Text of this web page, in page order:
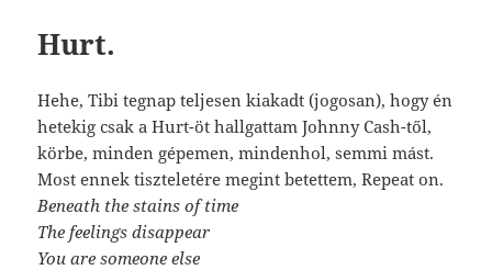
Hurt.
Hehe, Tibi tegnap teljesen kiakadt (jogosan), hogy én
hetekig csak a Hurt-öt hallgattam Johnny Cash-től,
körbe, minden gépemen, mindenhol, semmi mást.
Most ennek tiszteletére megint betettem, Repeat on.
Beneath the stains of time
The feelings disappear
You are someone else